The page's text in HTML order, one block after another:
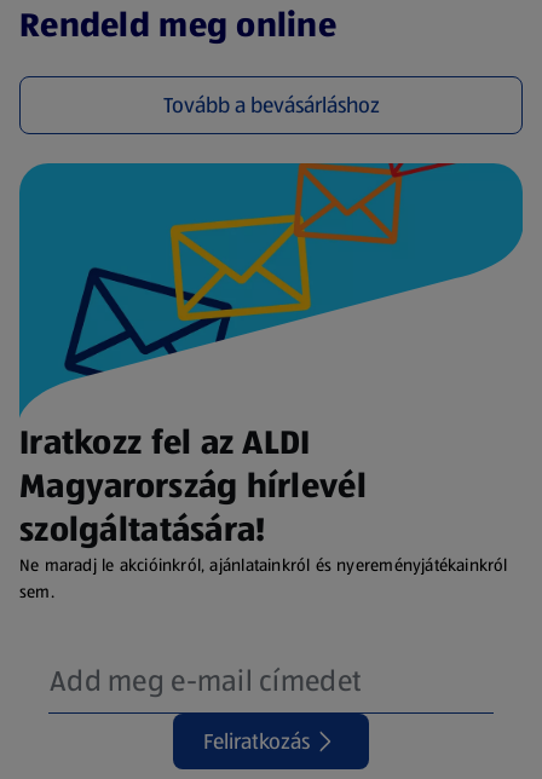
Rendeld meg online
Tovább a bevásárláshoz
(új oldalon nyílik meg)
Iratkozz fel az ALDI
Magyarország hírlevél
szolgáltatására!
Ne maradj le akcióinkról, ajánlatainkról és nyereményjátékainkról
sem.
Feliratkozás